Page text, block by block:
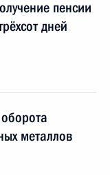
пенсии
дней
металлов